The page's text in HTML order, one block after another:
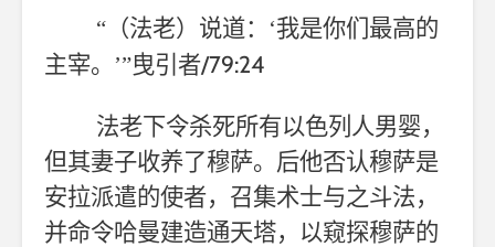
“（法老）说道：‘我是你们最高的
主宰。’”曳引者/79:24
法老下令杀死所有以色列人男婴，
但其妻子收养了穆萨。后他否认穆萨是
安拉派遣的使者，召集术士与之斗法，
并命令哈曼建造通天塔，以窥探穆萨的